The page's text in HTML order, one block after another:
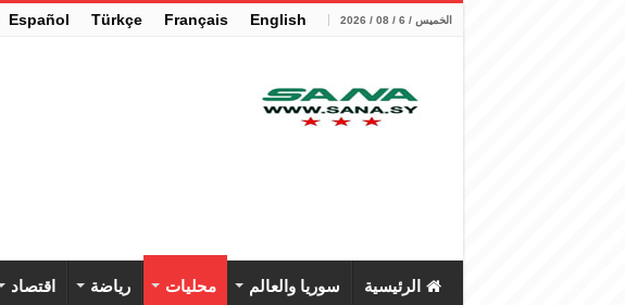
الخميس / 6 / 08 / 2026 English
Français
Türkçe
Español
الرئيسية سوريا والعالم محليات رياضة اقتصاد